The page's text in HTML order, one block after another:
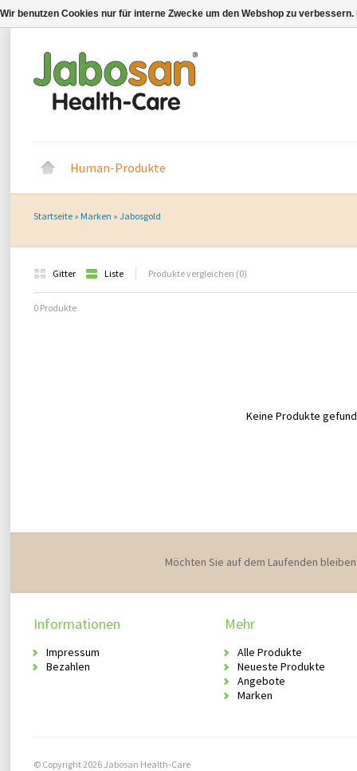
Human-Produkte
Startseite » Marken » Jabosgold
Gitter Liste Produkte vergleichen (0)
0 Produkte
Keine Produkte
Möchten Sie auf dem Laufenden
Informationen
Impressum
Bezahlen
Mehr
Alle Produkte
Neueste Produkte
Angebote
Marken
© Copyright 2026 Jabosan Health-Care
Wir benutzen Cookies nur für interne Zwecke um den Webshop zu